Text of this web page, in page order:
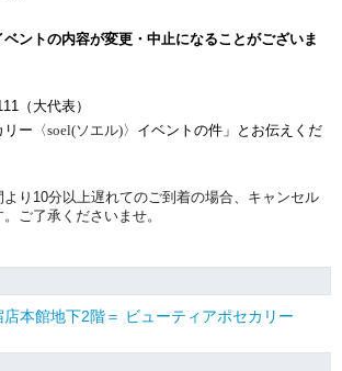
ントの内容が変更・中止になることがございま
（大代表）
リー 〈soel(ソエル)〉 イベントの件」とお伝えくだ
り10分以上遅れてのご到着の場合、キャンセル
ご了承くださいませ。
本館地下2階＝ ビューティアポセカリー